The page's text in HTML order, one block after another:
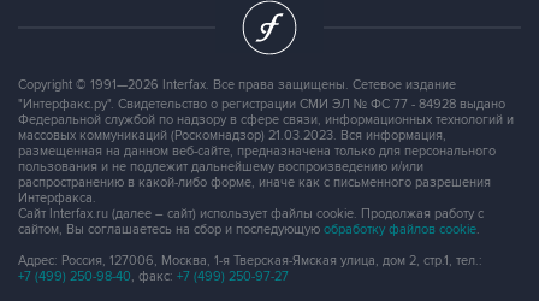
Copyright © 1991—2026 Interfax. Все права защищены. Сетевое издание
"Интерфакс.ру". Свидетельство о регистрации СМИ ЭЛ № ФС 77 - 84928 выдано
Федеральной службой по надзору в сфере связи, информационных технологий и
массовых коммуникаций (Роскомнадзор) 21.03.2023. Вся информация,
размещенная на данном веб-сайте, предназначена только для персонального
пользования и не подлежит дальнейшему воспроизведению и/или
распространению в какой-либо форме, иначе как с письменного разрешения
Интерфакса.
Сайт Interfax.ru (далее – сайт) использует файлы cookie. Продолжая работу с
сайтом, Вы соглашаетесь на сбор и последующую обработку файлов cookie.
Адрес: Россия, 127006, Москва, 1-я Тверская-Ямская улица, дом 2, стр.1, тел.:
+7 (499) 250-98-40, факс: +7 (499) 250-97-27